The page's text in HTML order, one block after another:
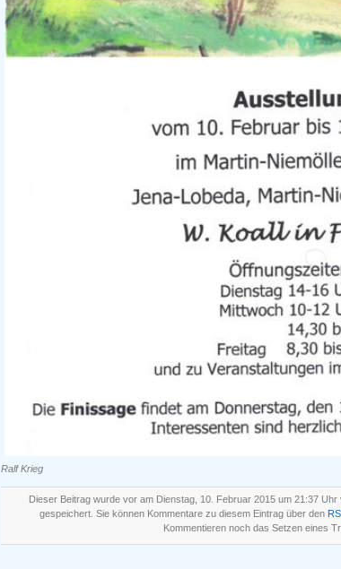
Ralf Krieg
Dieser Beitrag wurde vor am Dienstag, 10. Februar 2015 um 21:37
gespeichert. Sie können Kommentare zu diesem Eintrag über den
Kommentieren noch das Setzen eines